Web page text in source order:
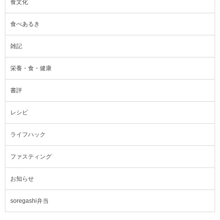
食文化
食べあるき
雑記
栄養・食・健康
書評
レシピ
ライフハック
ファスティング
お知らせ
soregashi弁当